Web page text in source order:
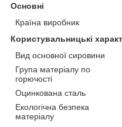
Основні
Країна виробник
Користувальницькі
Вид основної сировини
Група матеріалу по
горючості
Оцинкована сталь
Екологічна безпека
матеріалу